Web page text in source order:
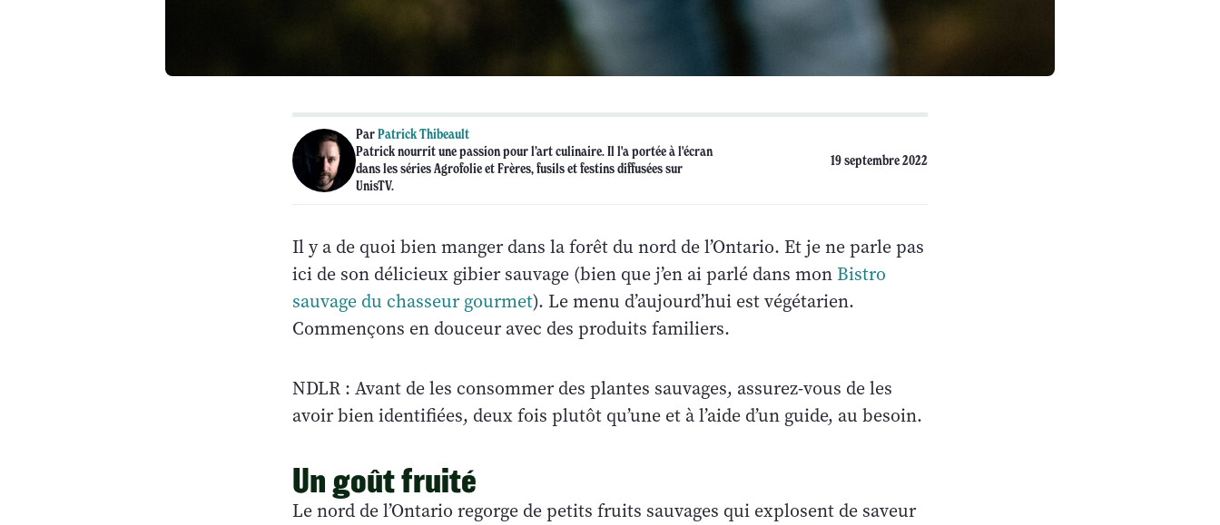
ParPatrick Thibeault
Patrick nourrit une passion pour l’art culinaire. Il l'a portée à l'écran
dans les séries Agrofolie et Frères, fusils et festins diffusées sur
UnisTV.
19 septembre 2022
Il y a de quoi bien manger dans la forêt du nord de l’Ontario. Et je ne parle pas
ici de son délicieux gibier sauvage (bien que j’en ai parlé dans mon Bistro
sauvage du chasseur gourmet). Le menu d’aujourd’hui est végétarien.
Commençons en douceur avec des produits familiers.
NDLR : Avant de les consommer des plantes sauvages, assurez-vous de les
avoir bien identifiées, deux fois plutôt qu’une et à l’aide d’un guide, au besoin.
Un goût fruité
Le nord de l’Ontario regorge de petits fruits sauvages qui explosent de saveur